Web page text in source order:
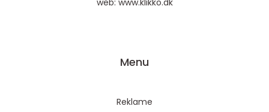
web: www.klikko.dk
Menu
Reklame